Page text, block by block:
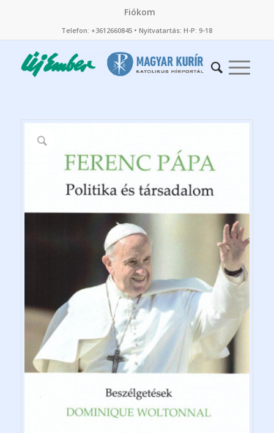
Fiókom
Telefon: +3612660845 • Nyitvatartás: H-P: 9-18